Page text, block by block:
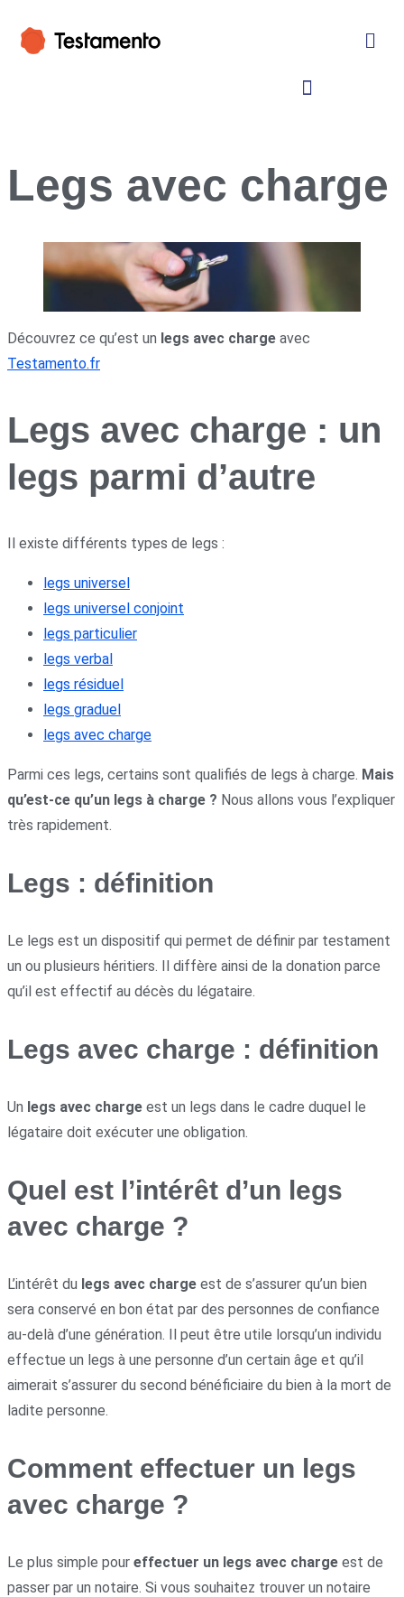
Legs avec charge
Découvrez ce qu’est un legs avec charge avec
Testamento.fr
Legs avec charge : un
legs parmi d’autre
Il existe différents types de legs :
legs universel
legs universel conjoint
legs particulier
legs verbal
legs résiduel
legs graduel
legs avec charge
Parmi ces legs, certains sont qualifiés de legs à charge. Mais
qu’est-ce qu’un legs à charge ? Nous allons vous l’expliquer
très rapidement.
Legs : définition
Le legs est un dispositif qui permet de définir par testament
un ou plusieurs héritiers. Il diffère ainsi de la donation parce
qu’il est effectif au décès du légataire.
Legs avec charge : définition
Un legs avec charge est un legs dans le cadre duquel le
légataire doit exécuter une obligation.
Quel est l’intérêt d’un legs
avec charge ?
L’intérêt du legs avec charge est de s’assurer qu’un bien
sera conservé en bon état par des personnes de confiance
au-delà d’une génération. Il peut être utile lorsqu’un individu
effectue un legs à une personne d’un certain âge et qu’il
aimerait s’assurer du second bénéficiaire du bien à la mort de
ladite personne.
Comment effectuer un legs
avec charge ?
Le plus simple pour effectuer un legs avec charge est de
passer par un notaire. Si vous souhaitez trouver un notaire